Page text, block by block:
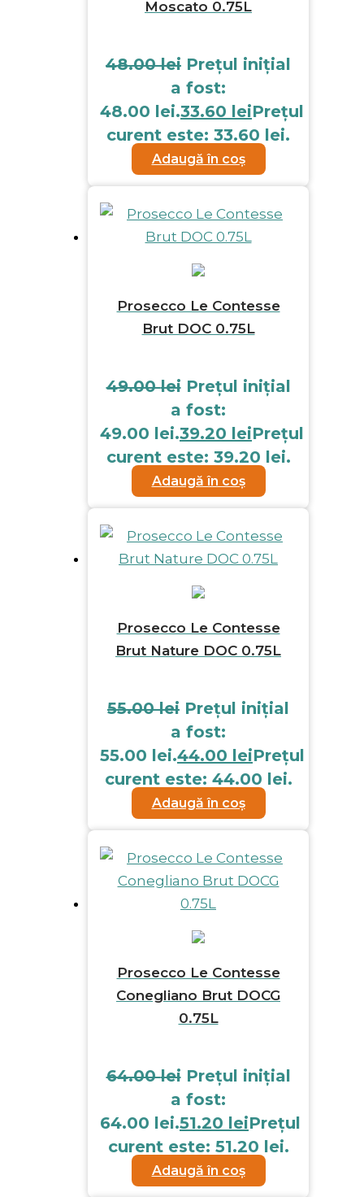
Moscato 0.75L
48.00lei Prețul inițial
a fost:
48.00 lei.33.60 leiPrețul
curent este: 33.60 lei.
Adaugă în coș
Prosecco Le Contesse
Brut DOC 0.75L
49.00lei Prețul inițial
a fost:
49.00 lei.39.20 leiPrețul
curent este: 39.20 lei.
Adaugă în coș
Prosecco Le Contesse
Brut Nature DOC 0.75L
55.00lei Prețul inițial
a fost:
55.00 lei.44.00 leiPrețul
curent este: 44.00 lei.
Adaugă în coș
Prosecco Le Contesse
Conegliano Brut DOCG
0.75L
64.00lei Prețul inițial
a fost:
64.00 lei.51.20 leiPrețul
curent este: 51.20 lei.
Adaugă în coș